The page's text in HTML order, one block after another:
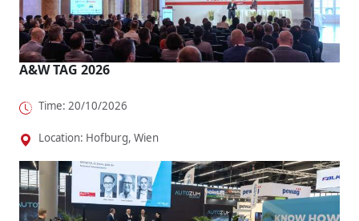
A&W TAG 2026
Time: 20/10/2026
Location: Hofburg, Wien